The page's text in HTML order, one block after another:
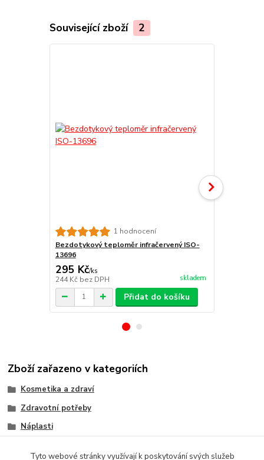
Související zboží 2
1 hodnocení
Bezdotykový teploměr infračervený ISO-
13696
295 Kč/ks
244 Kč bez DPH skladem
Přidat do košíku
Zboží zařazeno v kategoriích
Kosmetika a zdraví
Zdravotní potřeby
Náplasti
Tyto webové stránky využívají k poskytování svých služeb